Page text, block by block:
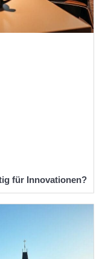
für Innovationen?